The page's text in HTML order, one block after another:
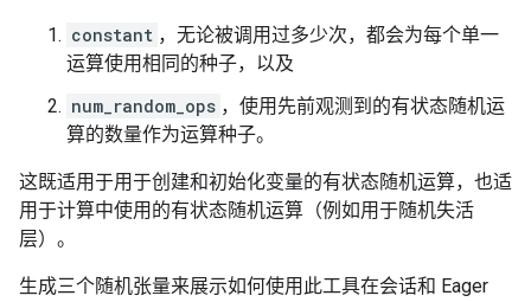
constant ，无论被调用过多少次，都会为每个单一
运算使用相同的种子，以及
num_random_ops ，使用先前观测到的有状态随机运
算的数量作为运算种子。
这既适用于用于创建和初始化变量的有状态随机运算，也适
用于计算中使用的有状态随机运算（例如用于随机失活
层）。
生成三个随机张量来展示如何使用此工具在会话和 Eager